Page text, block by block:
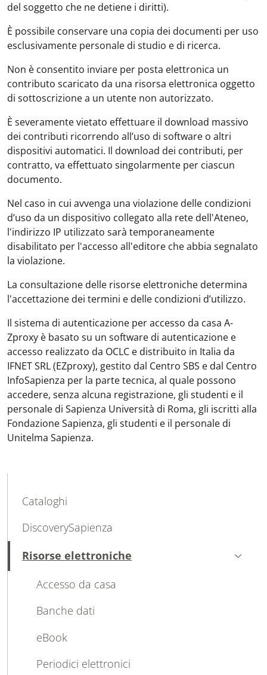
del soggetto che ne detiene i diritti).
È possibile conservare una copia dei documenti per uso
esclusivamente personale di studio e di ricerca.
Non è consentito inviare per posta elettronica un
contributo scaricato da una risorsa elettronica oggetto
di sottoscrizione a un utente non autorizzato.
È severamente vietato effettuare il download massivo
dei contributi ricorrendo all’uso di software o altri
dispositivi automatici. Il download dei contributi, per
contratto, va effettuato singolarmente per ciascun
documento.
Nel caso in cui avvenga una violazione delle condizioni
d’uso da un dispositivo collegato alla rete dell'Ateneo,
l'indirizzo IP utilizzato sarà temporaneamente
disabilitato per l'accesso all'editore che abbia segnalato
la violazione.
La consultazione delle risorse elettroniche determina
l'accettazione dei termini e delle condizioni d’utilizzo.
Il sistema di autenticazione per accesso da casa A-
Zproxy è basato su un software di autenticazione e
accesso realizzato da OCLC e distribuito in Italia da
IFNET SRL (EZproxy), gestito dal Centro SBS e dal Centro
InfoSapienza per la parte tecnica, al quale possono
accedere, senza alcuna registrazione, gli studenti e il
personale di Sapienza Università di Roma, gli iscritti alla
Fondazione Sapienza, gli studenti e il personale di
Unitelma Sapienza.
MAIN NAVIGATION
Cataloghi
DiscoverySapienza
Risorse elettroniche
Attivo
Accesso da casa
Banche dati
eBook
Periodici elettronici